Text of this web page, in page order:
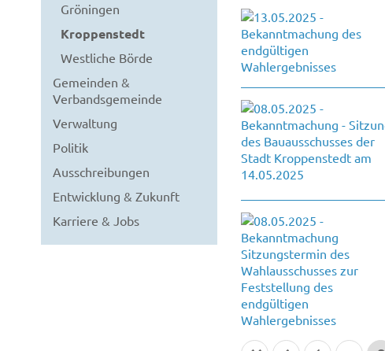
Gröningen
Kroppenstedt
Westliche Börde
Gemeinden &
Verbandsgemeinde
Verwaltung
Politik
Ausschreibungen
Entwicklung & Zukunft
Karriere & Jobs